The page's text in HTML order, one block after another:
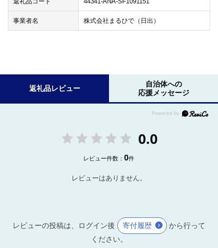
事業者名 株式会社まるひで（日出）
返礼品レビュー
自治体への
応援メッセージ
0.0
レビュー件数：0件
レビューはありません。
レビューの投稿は、ログイン後 寄付履歴
から行って
ください。